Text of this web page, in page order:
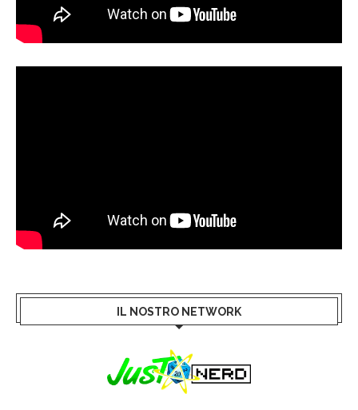
IL NOSTRO NETWORK